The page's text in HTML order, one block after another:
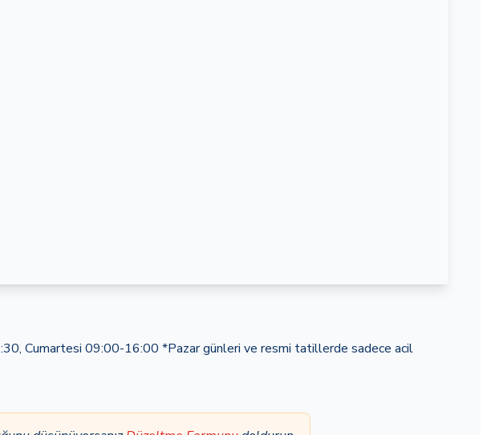
Cumartesi 09:00-16:00 *Pazar günleri ve resmi tatillerde sadece acil